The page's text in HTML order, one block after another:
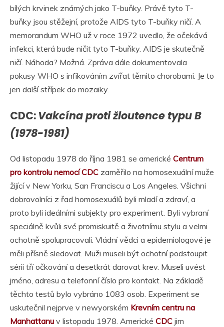
bílých krvinek známých jako T-buňky. Právě tyto T-
buňky jsou stěžejní, protože AIDS tyto T-buňky ničí. A
memorandum WHO už v roce 1972 uvedlo, že očekává
infekci, která bude ničit tyto T-buňky. AIDS je skutečně
ničí. Náhoda? Možná. Zpráva dále dokumentovala
pokusy WHO s infikováním zvířat těmito chorobami. Je to
jen další střípek do mozaiky.
CDC:Vakcína proti žloutence typu B
(1978-1981)
Od listopadu 1978 do října 1981 se americké Centrum
pro kontrolu nemocí CDC zaměřilo na homosexuální muže
žijící v New Yorku, San Franciscu a Los Angeles. Všichni
dobrovolníci z řad homosexuálů byli mladí a zdraví, a
proto byli ideálními subjekty pro experiment. Byli vybraní
speciálně kvůli své promiskuitě a životnímu stylu a velmi
ochotně spolupracovali. Vládní vědci a epidemiologové je
měli přísně sledovat. Muži museli být ochotní podstoupit
sérii tří očkování a desetkrát darovat krev. Museli uvést
jméno, adresu a telefonní číslo pro kontakt. Na základě
těchto testů bylo vybráno 1083 osob. Experiment se
uskutečnil nejprve v newyorském Krevním centru na
Manhattanu v listopadu 1978. Americké CDC jim